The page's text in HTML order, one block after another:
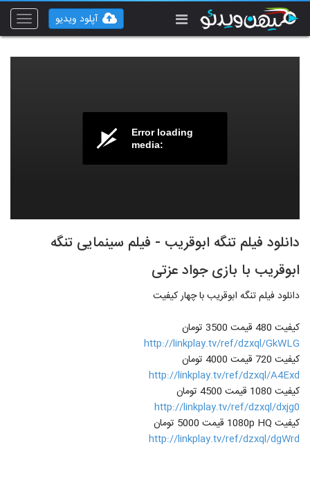
Toggle
آپلود ویدیو
Error loading
media:
دانلود فیلم تنگه ابوقریب - فیلم سینمایی تنگه
ابوقریب با بازی جواد عزتی
دانلود فیلم تنگه ابوقریب با چهار کیفیت
کیفیت 480 قیمت 3500 تومان
http://linkplay.tv/ref/dzxql/GkWLG
کیفیت 720 قیمت 4000 تومان
http://linkplay.tv/ref/dzxql/A4Exd
کیفیت 1080 قیمت 4500 تومان
http://linkplay.tv/ref/dzxql/dxjg0
کیفیت 1080p HQ قیمت 5000 تومان
http://linkplay.tv/ref/dzxql/dgWrd